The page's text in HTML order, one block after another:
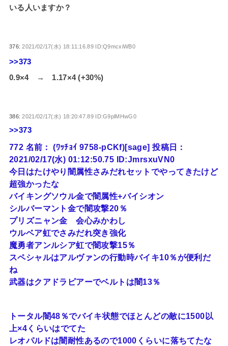
いる人いますか？
376:2021/02/17(水) 18:11:16.89 ID:Q9mcxiWB0
>>373
0.9×4 → 1.17×4 (+30%)
386:2021/02/17(水) 18:20:47.89 ID:G9plMHwG0
>>373
772 名前： (ﾜｯﾁｮｲ 9758-pCKf)[sage] 投稿日：
2021/02/17(水) 01:12:50.75 ID:JmrsxuVN0
今日はたけやり闇属性さみだれセットでやってきたけど
超強かったな
バイキングソウル金で闇属性+バイシオン
シルバーマント金で闇攻撃20％
プリズニャン金 会心みかわし
ウルベア虹でさみだれ突き強化
魔勇者アンルシア虹で闇攻撃15％
スペシャルはアルヴァンの行動時バイキ10％が便利だ
ね
武器はクアドラピアーでベルトは闇13％
トータル闇48％でバイキ状態でほとんどの敵に1500以
上×4くらいはでてた
レオパルドは闇耐性あるので1000くらいに落ちてたな